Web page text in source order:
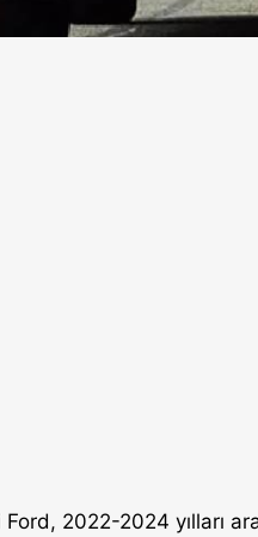
2022-2024 yılları